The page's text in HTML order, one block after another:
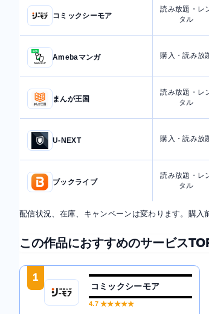
コミックシーモア
読み放題・レ
タル
Amebaマンガ 購入・読み放
まんが王国
読み放題・レ
タル
U-NEXT 購入・読み放
ブックライブ
読み放題・レ
タル
配信状況、在庫、キャンペーンは変わります。購入
この作品におすすめのサービス
1
コミックシーモア
4.7★★★★★